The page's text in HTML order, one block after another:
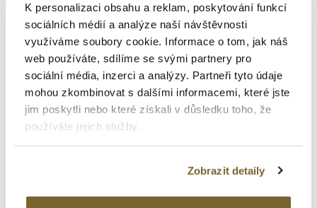
K personalizaci obsahu a reklam, poskytování funkcí
sociálních médií a analýze naší návštěvnosti
využíváme soubory cookie. Informace o tom, jak náš
web používáte, sdílíme se svými partnery pro
sociální média, inzerci a analýzy. Partneři tyto údaje
mohou zkombinovat s dalšími informacemi, které jste
jim poskytli nebo které získali v důsledku toho, že
používáte jejich služby.
Zobrazit detaily
Voděodolnost v m
500
Rezerva chodu v h
38
Průměr v mm
44.6
Materiál lunety